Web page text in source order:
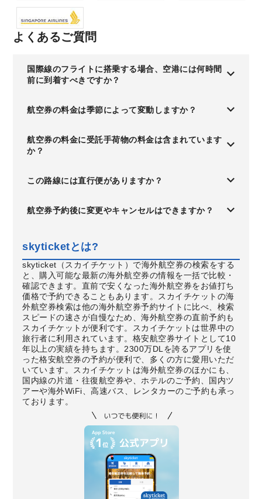
よくあるご質問
国際線のフライトに搭乗する場合、空港には何時間
前に到着すべきですか？
航空券の料金は季節によって変動しますか？
航空券の料金に受託手荷物の料金は含まれています
か？
この路線には直行便がありますか？
航空券予約後に変更やキャンセルはできますか？
skyticketとは?
skyticket（スカイチケット）で海外航空券の検索をする
と、購入可能な最新の海外航空券の情報を一括で比較・
確認できます。直前で安くなった海外航空券をお値打ち
価格で予約できることもあります。スカイチケットの海
外航空券検索は他の海外航空券予約サイトに比べ、検索
スピードの速さが自慢なため、海外航空券の直前予約も
スカイチケットが便利です。スカイチケットは世界中の
旅行者に利用されています。格安航空券サイトとして10
年以上の実績を持ちます。2300万DLを誇るアプリを使
った格安航空券の予約が便利で、多くの方に愛用いただ
いています。スカイチケットは海外航空券のほかにも、
国内線の片道・往復航空券や、ホテルのご予約、国内ツ
アーや海外WiFi、高速バス、レンタカーのご予約も承っ
ております。